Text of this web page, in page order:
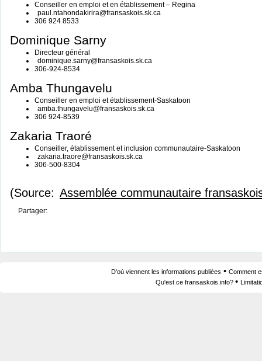
Conseiller en emploi et en établissement – Regina
paul.ntahondakirira@fransaskois.sk.ca
306 924 8533
Dominique Sarny
Directeur général
dominique.sarny@fransaskois.sk.ca
306-924-8534
Amba Thungavelu
Conseiller en emploi et établissement-Saskatoon
amba.thungavelu@fransaskois.sk.ca
306 924-8539
Zakaria Traoré
Conseiller, établissement et inclusion communautaire-Saskatoon
zakaria.traore@fransaskois.sk.ca
306-500-8304
(Source: Assemblée communautaire
Partager:
D'où viennent les informations publiées • Comment
Qu'est ce fransaskois.info? •